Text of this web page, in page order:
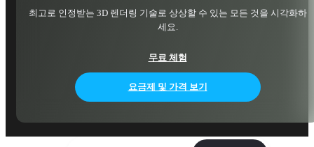
최고로 인정받는 3D 렌더링 기술로 상상할 수 있는 모든 것을 시각화하
세요.
무료 체험
요금제 및 가격 보기